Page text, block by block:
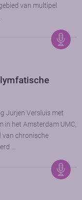
van multipel
Jurjen Versluis met
in het Amsterdam UMC,
van chronische
…